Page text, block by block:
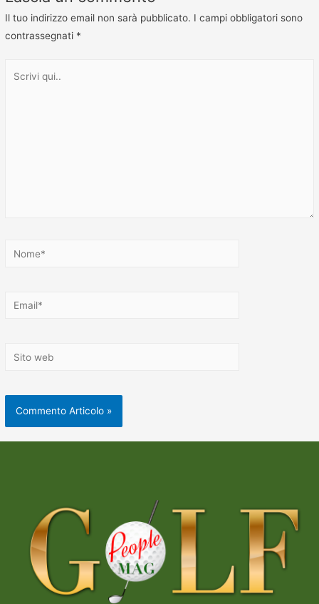
Il tuo indirizzo email non sarà pubblicato. I campi obbligatori sono
contrassegnati *